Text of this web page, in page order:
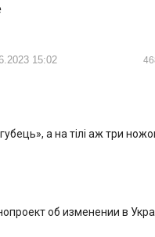
15:02
а на тілі аж три
об изменении в